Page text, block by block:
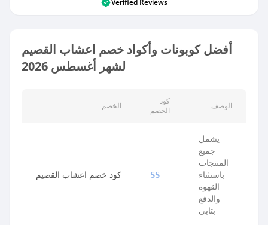
Verified Reviews
أفضل كوبونات وأكواد خصم اعشاب القصيم
لشهر أغسطس 2026
الخصم
كود
الخصم
الوصف
كود خصم اعشاب القصيم SS
يشمل
جميع
المنتجات
باستثناء
القهوة
والدفع
بتابي